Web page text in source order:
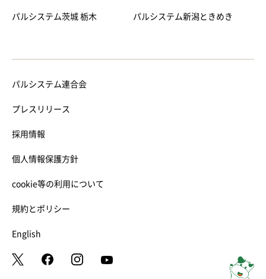
パルシステム茨城 栃木 パルシステム新潟ときめき
パルシステム連合会
プレスリリース
採用情報
個人情報保護方針
cookie等の利用について
規約とポリシー
English